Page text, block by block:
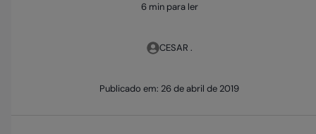
6 min para ler
CESAR .
Publicado em: 26 de abril de 2019